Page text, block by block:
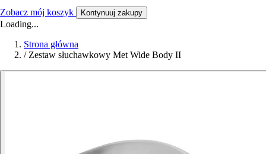
Zobacz mój koszyk Kontynuuj zakupy
Loading...
Strona główna
/ Zestaw słuchawkowy Met Wide Body II